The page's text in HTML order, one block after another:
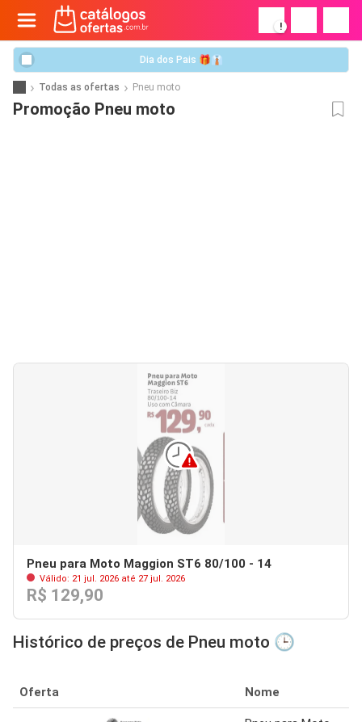
!
Dia dos Pais 🎁👔
Todas as ofertas Pneu moto
Promoção Pneu moto
Pneu para Moto Maggion ST6 80/100 - 14
Válido: 21 jul. 2026 até 27 jul. 2026
R$ 129,90
Histórico de preços de Pneu moto 🕒
Oferta Nome